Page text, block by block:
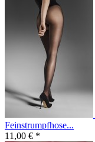
Feinstrumpfhose...
11,00 € *